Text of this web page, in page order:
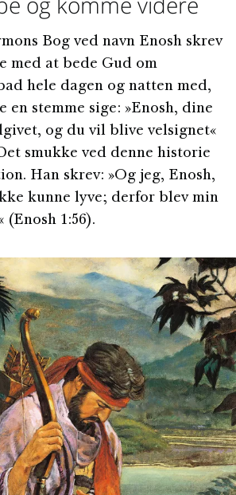
Bog ved navn Enosh skrev
med at bede Gud om
hele dagen og natten med,
en stemme sige: »Enosh, dine
og du vil blive velsignet«
smukke ved denne historie
Han skrev: »Og jeg, Enosh,
kunne lyve; derfor blev min
1:56).